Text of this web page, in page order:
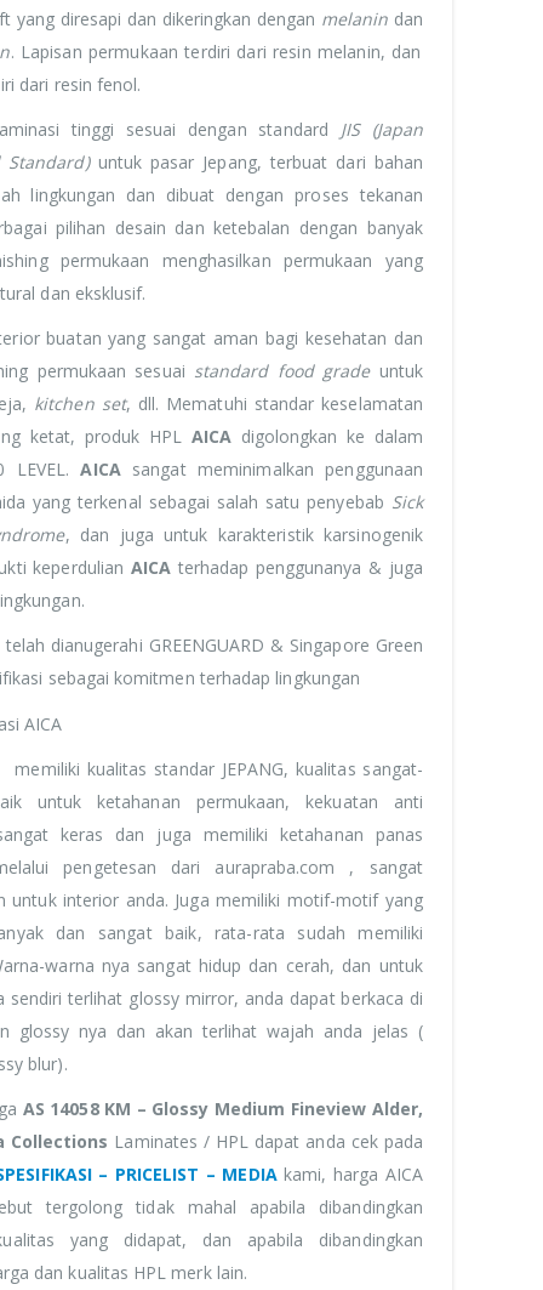
yang diresapi dan dikeringkan dengan melanin dan
. Lapisan permukaan terdiri dari resin melanin, dan
dari resin fenol.
tinggi sesuai dengan standard JIS (Japan
untuk pasar Jepang, terbuat dari bahan
lingkungan dan dibuat dengan proses tekanan
pilihan desain dan ketebalan dengan banyak
permukaan menghasilkan permukaan yang
dan eksklusif.
buatan yang sangat aman bagi kesehatan dan
permukaan sesuai standard food gradeuntuk
kitchen set, dll. Mematuhi standar keselamatan
ketat, produk HPL AICA digolongkan ke dalam
LEVEL.AICA sangat meminimalkan penggunaan
yang terkenal sebagai salah satu penyebab Sick
, dan juga untuk karakteristik karsinogenik
keperdulian AICA terhadap penggunanya & juga
dianugerahi GREENGUARD & Singapore Green
sebagai komitmen terhadap lingkungan
memiliki kualitas standar JEPANG, kualitas sangat-
untuk ketahanan permukaan, kekuatan anti
keras dan juga memiliki ketahanan panas
pengetesan dari aurapraba.com , sangat
untuk interior anda. Juga memiliki motif-motif yang
dan sangat baik, rata-rata sudah memiliki
warna nya sangat hidup dan cerah, dan untuk
sendiri terlihat glossy mirror, anda dapat berkaca di
glossy nya dan akan terlihat wajah anda jelas (
blur).
AS 14058 KM – Glossy Medium Fineview Alder,
Collections Laminates / HPL dapat anda cek pada
– PRICELIST – MEDIAkami, harga AICA
tergolong tidak mahal apabila dibandingkan
yang didapat, dan apabila dibandingkan
dan kualitas HPL merk lain.